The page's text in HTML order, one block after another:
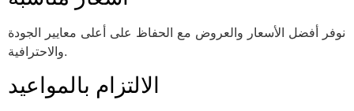
نوفر أفضل الأسعار والعروض مع الحفاظ على أعلى معايير الجودة
والاحترافية.
الالتزام بالمواعيد